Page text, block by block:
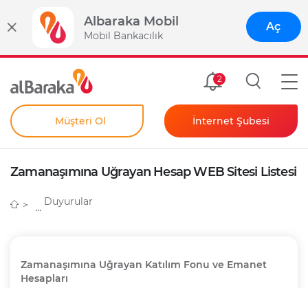
Albaraka Mobil
Mobil Bankacılık
Aç
Size Özel
2
Müşteri Ol
Kendim İçin
Şahıs Firmam İçin
İnternet Şubesi
Bireysel
Kurumsal
Zamanaşımına Uğrayan Hesap WEB Sitesi Listesi
Duyurular
Zamanaşımına Uğrayan Katılım Fonu ve Emanet
Hesapları